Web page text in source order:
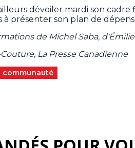
dévoiler mardi son cadre
à présenter son plan de
de Michel Saba,
La Presse Canadienne
communauté